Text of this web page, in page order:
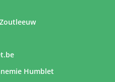
Humblet